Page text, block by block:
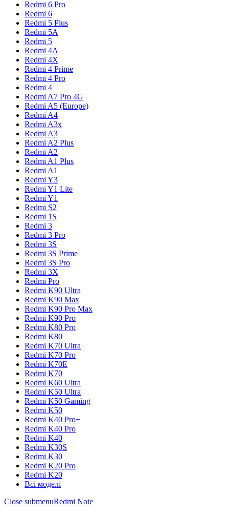
Redmi 6 Pro
Redmi 6
Redmi 5 Plus
Redmi 5A
Redmi 5
Redmi 4A
Redmi 4X
Redmi 4 Prime
Redmi 4 Pro
Redmi 4
Redmi A7 Pro 4G
Redmi A5 (Europe)
Redmi A4
Redmi A3x
Redmi A3
Redmi A2 Plus
Redmi A2
Redmi A1 Plus
Redmi A1
Redmi Y3
Redmi Y1 Lite
Redmi Y1
Redmi S2
Redmi 1S
Redmi 3
Redmi 3 Pro
Redmi 3S
Redmi 3S Prime
Redmi 3S Pro
Redmi 3X
Redmi Pro
Redmi K90 Ultra
Redmi K90 Max
Redmi K90 Pro Max
Redmi K90 Pro
Redmi K80 Pro
Redmi K80
Redmi K70 Ultra
Redmi K70 Pro
Redmi K70E
Redmi K70
Redmi K60 Ultra
Redmi K50 Ultra
Redmi K50 Gaming
Redmi K50
Redmi K40 Pro+
Redmi K40 Pro
Redmi K40
Redmi K30S
Redmi K30
Redmi K20 Pro
Redmi K20
Всі моделі
Close submenuRedmi Note